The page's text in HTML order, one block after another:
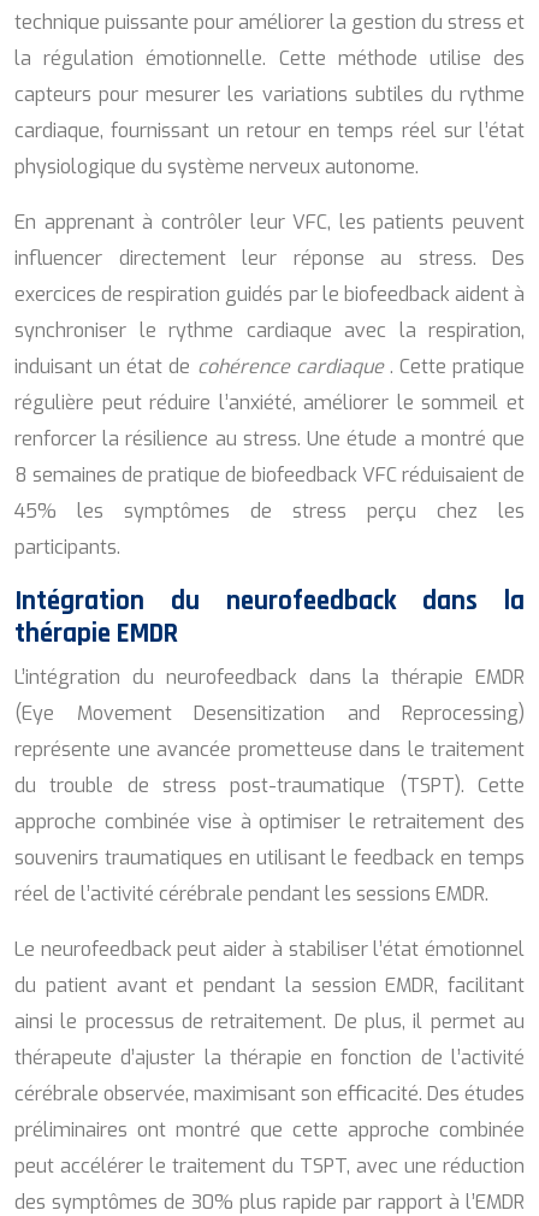
technique puissante pour améliorer la gestion du stress et
la régulation émotionnelle. Cette méthode utilise des
capteurs pour mesurer les variations subtiles du rythme
cardiaque, fournissant un retour en temps réel sur l’état
physiologique du système nerveux autonome.
En apprenant à contrôler leur VFC, les patients peuvent
influencer directement leur réponse au stress. Des
exercices de respiration guidés par le biofeedback aident à
synchroniser le rythme cardiaque avec la respiration,
induisant un état de cohérence cardiaque. Cette pratique
régulière peut réduire l’anxiété, améliorer le sommeil et
renforcer la résilience au stress. Une étude a montré que
8 semaines de pratique de biofeedback VFC réduisaient de
45% les symptômes de stress perçu chez les
participants.
Intégration du neurofeedback dans la
thérapie EMDR
L’intégration du neurofeedback dans la thérapie EMDR
(Eye Movement Desensitization and Reprocessing)
représente une avancée prometteuse dans le traitement
du trouble de stress post-traumatique (TSPT). Cette
approche combinée vise à optimiser le retraitement des
souvenirs traumatiques en utilisant le feedback en temps
réel de l’activité cérébrale pendant les sessions EMDR.
Le neurofeedback peut aider à stabiliser l’état émotionnel
du patient avant et pendant la session EMDR, facilitant
ainsi le processus de retraitement. De plus, il permet au
thérapeute d’ajuster la thérapie en fonction de l’activité
cérébrale observée, maximisant son efficacité. Des études
préliminaires ont montré que cette approche combinée
peut accélérer le traitement du TSPT, avec une réduction
des symptômes de 30% plus rapide par rapport à l’EMDR